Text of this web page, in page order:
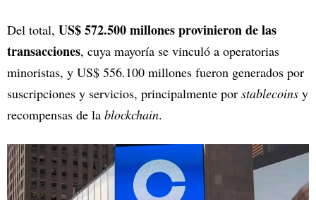
Del total, US$ 572.500 millones provinieron de las
transacciones, cuya mayoría se vinculó a operatorias
minoristas, y US$ 556.100 millones fueron generados por
suscripciones y servicios, principalmente por stablecoins y
recompensas de la blockchain.